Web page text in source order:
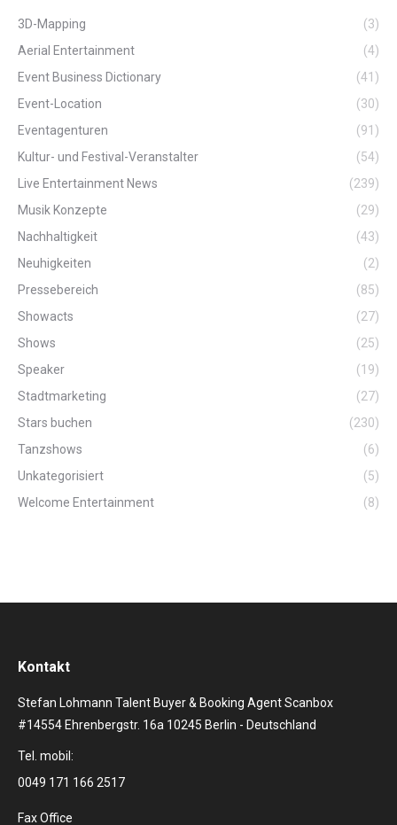
3D-Mapping
(3)
Aerial Entertainment
(4)
Event Business Dictionary
(41)
Event-Location
(30)
Eventagenturen
(91)
Kultur- und Festival-Veranstalter
(54)
Live Entertainment News
(239)
Musik Konzepte
(29)
Nachhaltigkeit
(43)
Neuhigkeiten
(2)
Pressebereich
(85)
Showacts
(27)
Shows
(25)
Speaker
(19)
Stadtmarketing
(27)
Stars buchen
(230)
Tanzshows
(6)
Unkategorisiert
(5)
Welcome Entertainment
(8)
Kontakt
Stefan Lohmann Talent Buyer & Booking Agent Scanbox
#14554 Ehrenbergstr. 16a 10245 Berlin - Deutschland
Tel. mobil:
0049 171 166 2517
Fax Office